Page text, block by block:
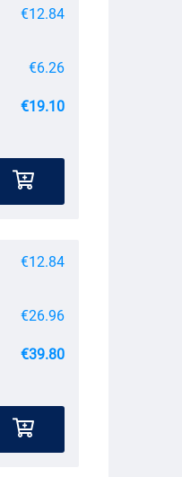
€12.84
€6.26
€19.10
€12.84
€26.96
€39.80